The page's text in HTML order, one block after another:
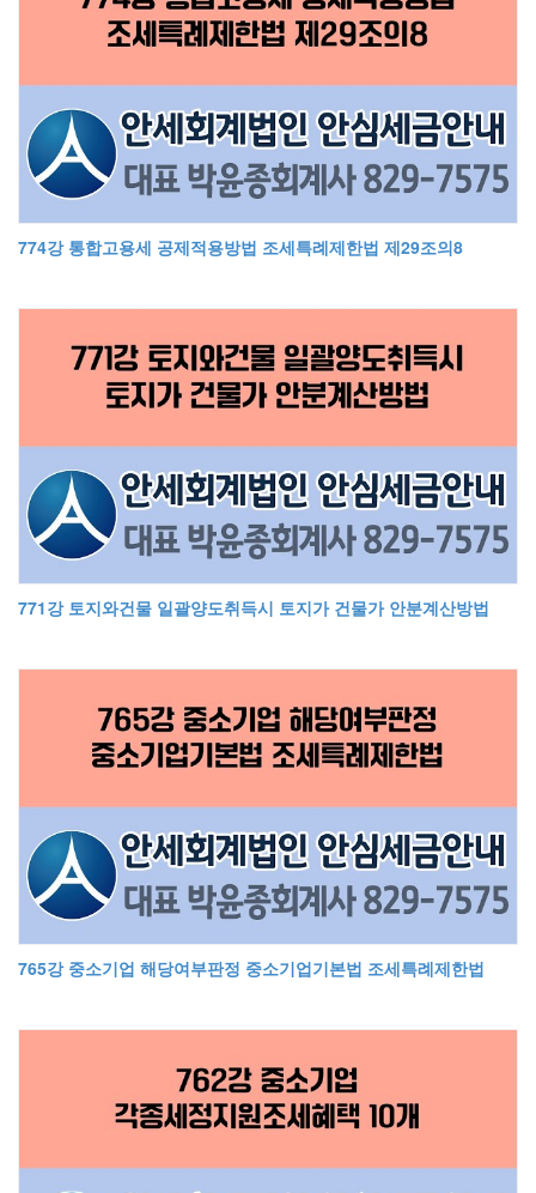
774강 통합고용세 공제적용방법 조세특례제한법 제29조의8
771강 토지와건물 일괄양도취득시 토지가 건물가 안분계산방법
765강 중소기업 해당여부판정 중소기업기본법 조세특례제한법